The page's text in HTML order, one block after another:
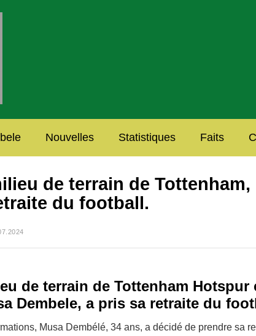
Nouvelles Statistiques Faits
de terrain de
du football.
de terrain de Tottenham Hotspur
Dembele, a pris sa retraite du
Musa Dembélé, 34 ans, a décidé de prendre sa